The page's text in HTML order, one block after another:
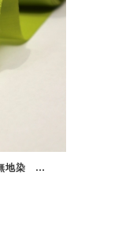
洗える正絹長襦袢 無地染 王上布 黄緑